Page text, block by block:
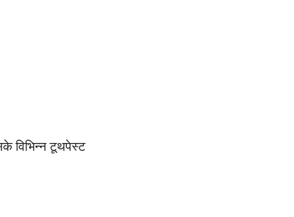
विभिन्न टूथपेस्ट